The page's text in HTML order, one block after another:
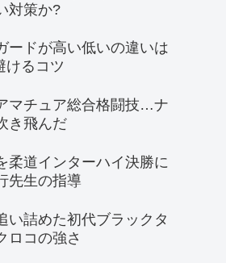
対策か?
ードが高い低いの違いは
けるコツ
マチュア総合格闘技…ナ
き飛んだ
柔道インターハイ決勝に
先生の指導
い詰めた初代ブラックタ
ロコの強さ